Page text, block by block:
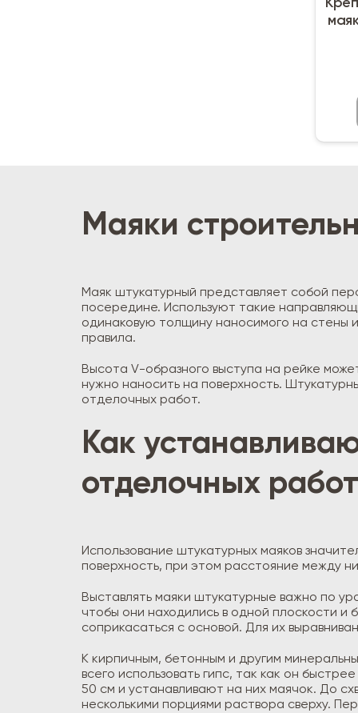
Маяки
Маяк штукатурный представляет собой
посередине. Используют такие
одинаковую толщину наносимого на стены
правила.
Высота V-образного выступа на рейке
нужно наносить на поверхность.
отделочных работ.
Как
отделочных
Использование штукатурных маяков
поверхность, при этом расстояние между
Выставлять маяки штукатурные важно по
чтобы они находились в одной плоскости и
соприкасаться с основой. Для их
К кирпичным, бетонным и другим
всего использовать гипс, так как он
50 см и устанавливают на них маячок. До
несколькими порциями раствора сверху.